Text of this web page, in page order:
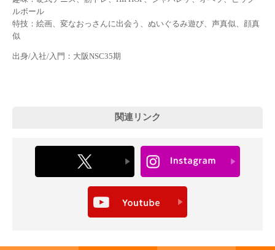
ルボール
特技：絵画、変なおっさんに出会う、ぬいぐるみ遊び、声真似、顔真
似
出身/入社/入門：大阪NSC35期
関連リンク